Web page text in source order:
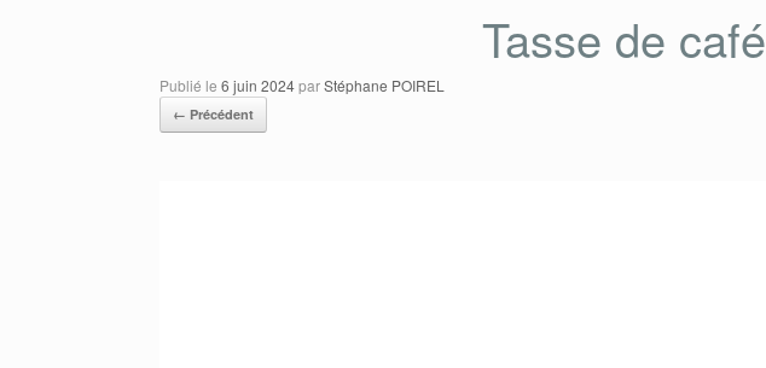
Tasse de café
Publié le 6 juin 2024parStéphane POIREL
← Précédent